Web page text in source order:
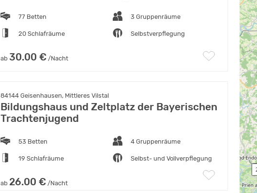
77 Betten 3 Gruppenräume
20 Schlafräume Selbstverpflegung
ab 30.00 € /Nacht
84144 Geisenhausen, Mittleres Vilstal
Bildungshaus und Zeltplatz der Bayerischen
Trachtenjugend
53 Betten 4 Gruppenräume
19 Schlafräume Selbst- und Vollverpflegung
ab 26.00 € /Nacht